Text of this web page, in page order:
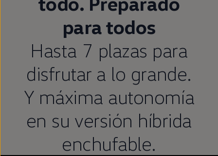
para todos
Hasta 7 plazas para
disfrutar a lo grande.
Y máxima autonomía
en su versión híbrida
enchufable.